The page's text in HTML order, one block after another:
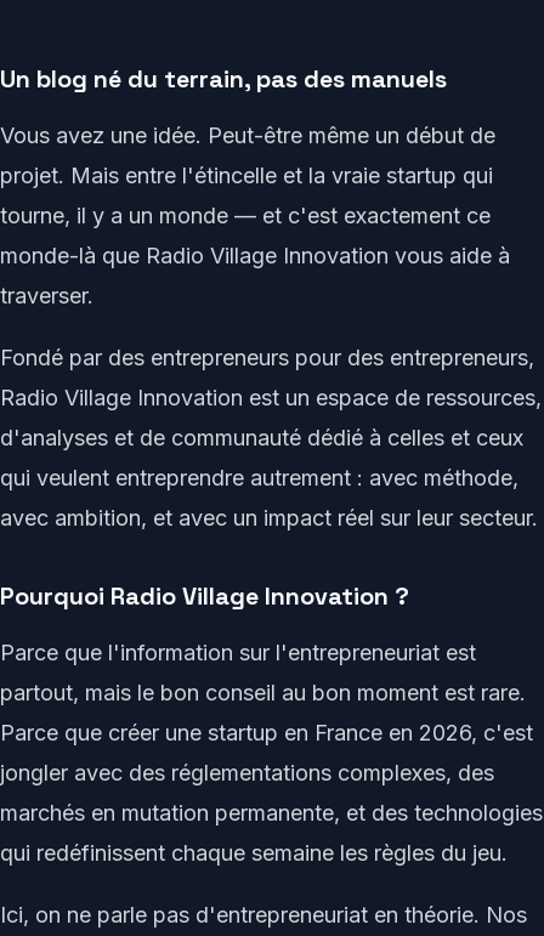
Un blog né du terrain, pas des manuels
Vous avez une idée. Peut-être même un début de
projet. Mais entre l'étincelle et la vraie startup qui
tourne, il y a un monde — et c'est exactement ce
monde-là que Radio Village Innovation vous aide à
traverser.
Fondé par des entrepreneurs pour des entrepreneurs,
Radio Village Innovation est un espace de ressources,
d'analyses et de communauté dédié à celles et ceux
qui veulent entreprendre autrement : avec méthode,
avec ambition, et avec un impact réel sur leur secteur.
Pourquoi Radio Village Innovation ?
Parce que l'information sur l'entrepreneuriat est
partout, mais le bon conseil au bon moment est rare.
Parce que créer une startup en France en 2026, c'est
jongler avec des réglementations complexes, des
marchés en mutation permanente, et des technologies
qui redéfinissent chaque semaine les règles du jeu.
Ici, on ne parle pas d'entrepreneuriat en théorie. Nos